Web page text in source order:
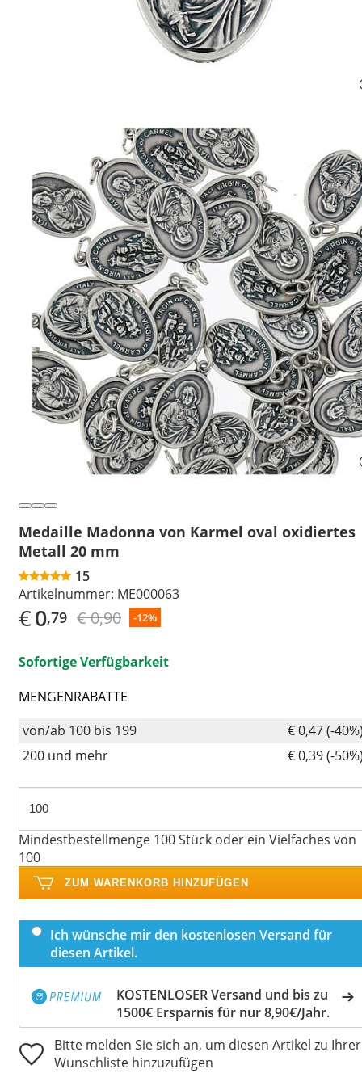
Medaille Madonna von Karmel oval oxidiertes
Metall 20 mm
15
Artikelnummer: ME000063
€0,79 € 0,90 -12%
Sofortige Verfügbarkeit
MENGENRABATTE
von/ab 100 bis 199
€ 0,47 (-
200 und mehr
€ 0,39 (-
Mindestbestellmenge 100 Stück oder ein Vielfaches von
100
ZUM WARENKORB HINZUFÜGEN
Ich wünsche mir den kostenlosen Versand für
diesen Artikel.
KOSTENLOSER Versand und bis zu
1500€ Ersparnis für nur 8,90€/Jahr.
Bitte melden Sie sich an, um diesen Artikel zu Ihrer
Wunschliste hinzuzufügen